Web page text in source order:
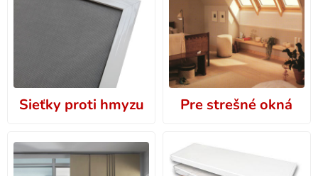
Sieťky proti hmyzu Pre strešné okná